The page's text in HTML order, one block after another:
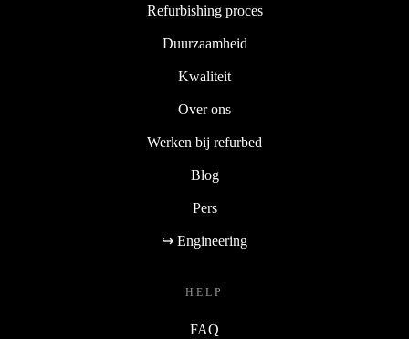
Refurbishing proces
Duurzaamheid
Kwaliteit
Over ons
Werken bij refurbed
Blog
Pers
↪ Engineering
HELP
FAQ